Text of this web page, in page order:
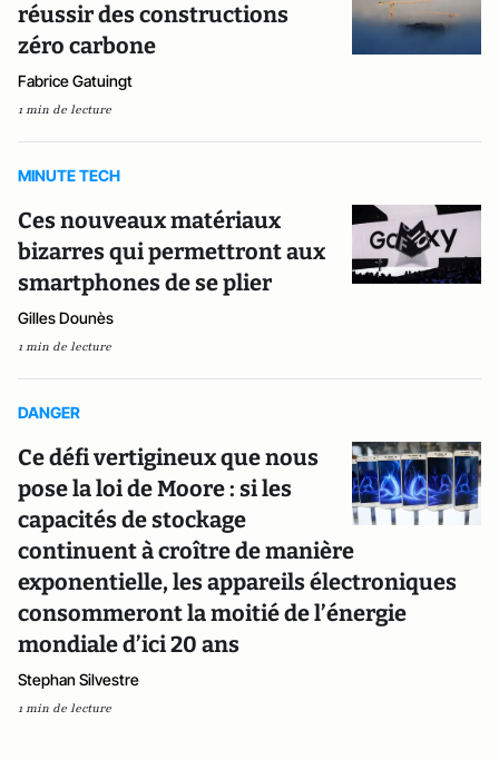
réussir des constructions
zéro carbone
Fabrice Gatuingt
1 min de lecture
MINUTE TECH
Ces nouveaux matériaux
bizarres qui permettront aux
smartphones de se plier
Gilles Dounès
1 min de lecture
DANGER
Ce défi vertigineux que nous
pose la loi de Moore : si les
capacités de stockage
continuent à croître de manière
exponentielle, les appareils électroniques
consommeront la moitié de l’énergie
mondiale d’ici 20 ans
Stephan Silvestre
1 min de lecture